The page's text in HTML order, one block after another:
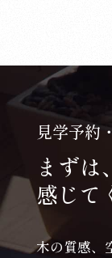
見学予約
まずは
感じて
木の質感、